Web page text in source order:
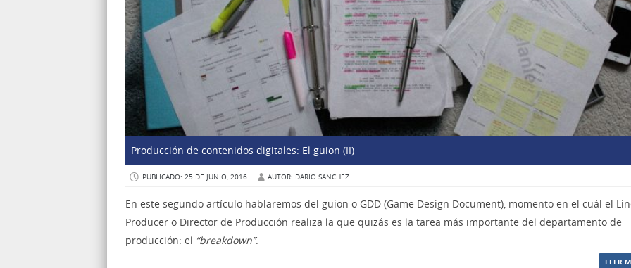
Producción de contenidos digitales: El guion (II)
PUBLICADO: 25 DE JUNIO, 2016 AUTOR: DARIO SANCHEZ .
En este segundo artículo hablaremos del guion o GDD (Game Design Document), momento en el cuál el
Producer o Director de Producción realiza la que quizás es la tarea más importante del departamento de
producción: el “breakdown”.
LEER